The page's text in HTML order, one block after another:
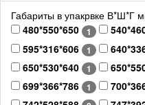
Габариты в упакрвке В*Ш*Г
480*550*650
1
595*316*606 1
650*530*640 1
699*366*786 1